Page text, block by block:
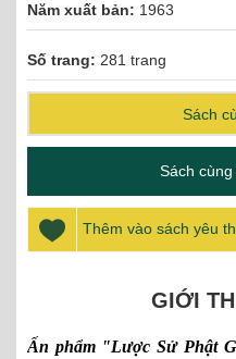
Năm xuất bản: 1963
Số trang: 281 trang
Sách
Sách
Thêm vào sách yêu
GIỚI
Ấn phẩm "Lược Sử Phật